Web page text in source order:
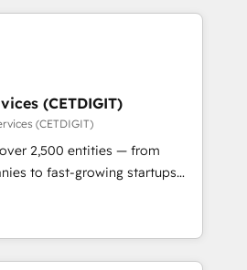
winning
Technical Expertise Impact
Partner 🏆2019
Impact Award 🏆2019
HubSpot Impact Award 🏆
HubSpot Impact Award 🏆2017
Agency of the Year 🏆2016
Impact Award 🏆2015
(CETDIGIT)
(CETDIGIT)
2,500 entities — from
to fast-growing startups
operations, scale
the full potential of HubSpot.
industry expertise, we fuse
and AI innovation to deliver